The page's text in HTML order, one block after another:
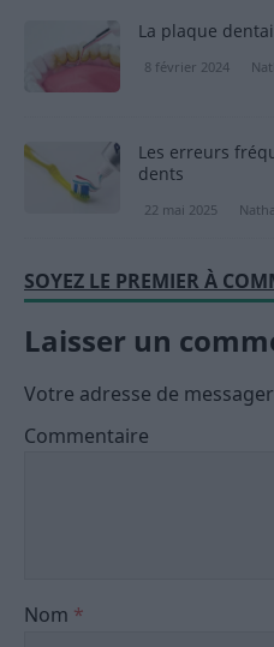
La plaque
8 février 2024
Les erreurs
dents
22 mai 2025
SOYEZ LE PREMIER À
Laisser un
Votre adresse de
Commentaire
Nom *